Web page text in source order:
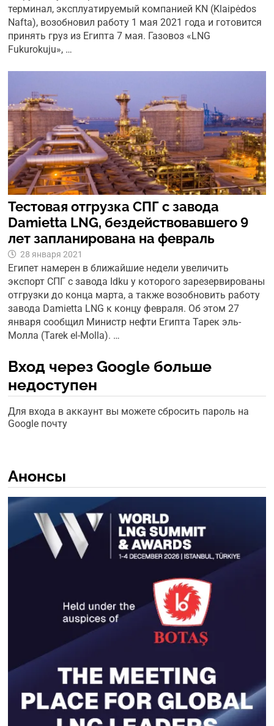
терминал, эксплуатируемый компанией KN (Klaipėdos
Nafta), возобновил работу 1 мая 2021 года и готовится
принять груз из Египта 7 мая. Газовоз «LNG
Fukurokuju», …
Тестовая отгрузка СПГ с завода
Damietta LNG, бездействовавшего 9
лет запланирована на февраль
28 января 2021
Египет намерен в ближайшие недели увеличить
экспорт СПГ с завода Idku у которого зарезервированы
отгрузки до конца марта, а также возобновить работу
завода Damietta LNG к концу февраля. Об этом 27
января сообщил Министр нефти Египта Тарек эль-
Молла (Tarek el-Molla). …
Вход через Google больше
недоступен
Для входа в аккаунт вы можете сбросить пароль на
Google почту
Анонсы